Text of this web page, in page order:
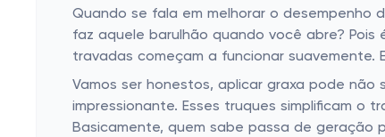
Quando se fala em melhorar o desempenho
faz aquele barulhão quando você abre?
travadas começam a funcionar suavemente.
Vamos ser honestos, aplicar graxa pode
impressionante. Esses truques simplificam o
Basicamente, quem sabe passa de geração